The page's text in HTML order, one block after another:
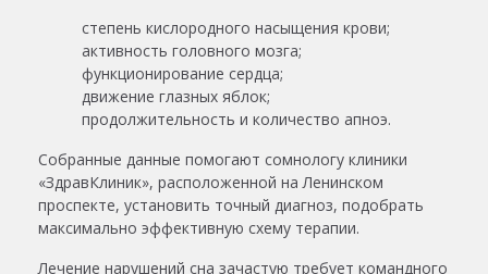
степень кислородного насыщения крови;
активность головного мозга;
функционирование сердца;
движение глазных яблок;
продолжительность и количество апноэ.
Собранные данные помогают сомнологу клиники
«ЗдравКлиник», расположенной на Ленинском
проспекте, установить точный диагноз, подобрать
максимально эффективную схему терапии.
Лечение нарушений сна зачастую требует командного